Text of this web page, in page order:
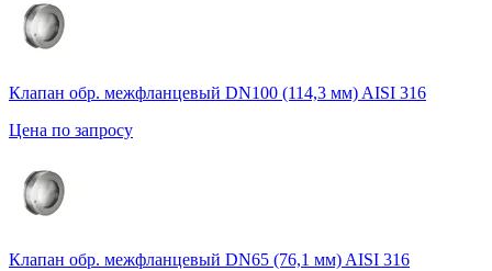
Клапан обр. межфланцевый DN100 (114,3 мм) AISI 316
Цена по запросу
Клапан обр. межфланцевый DN65 (76,1 мм) AISI 316